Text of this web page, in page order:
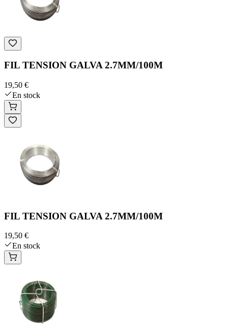
FIL TENSION GALVA 2.7MM/100M
19,50 €
En stock
FIL TENSION GALVA 2.7MM/100M
19,50 €
En stock